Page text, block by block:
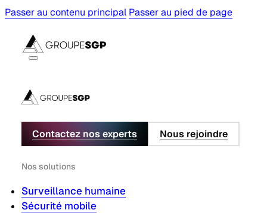
Passer au contenu principal Passer au pied de page
Contactez nos experts Nous rejoindre
Nos solutions
Surveillance humaine
Sécurité mobile